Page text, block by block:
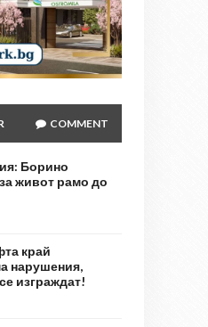
COMMENT
Борино
живот рамо до
край
нарушения,
изграждат!